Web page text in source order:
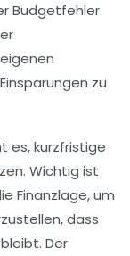
Budgetfehler
zu
es, kurzfristige
Wichtig ist
Finanzlage, um
dass
Der